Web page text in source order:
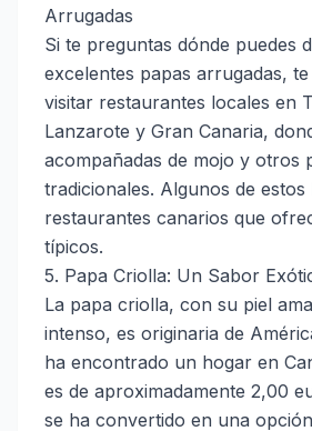
Arrugadas
Si te preguntas dónde puedes
excelentes papas arrugadas,
visitar restaurantes locales en
Lanzarote y Gran Canaria,
acompañadas de mojo y otros
tradicionales. Algunos de estos
restaurantes canarios que
típicos.
5. Papa Criolla: Un Sabor
La papa criolla, con su piel
intenso, es originaria de
ha encontrado un hogar en
es de aproximadamente 2,00
se ha convertido en una